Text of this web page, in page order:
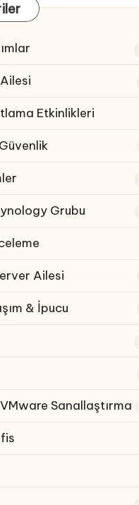
Etkinlikleri
Grubu
Ailesi
& İpucu
Sanallaştırma